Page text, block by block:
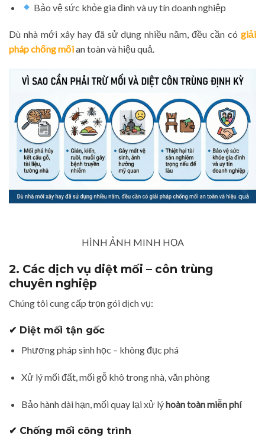
Bảo vệ sức khỏe gia đình và uy tín doanh nghiệp
Dù nhà mới xây hay đã sử dụng nhiều năm, đều cần có giải
pháp chống mốian toàn và hiệu quả.
HÌNH ẢNH MINH HỌA
2. Các dịch vụ diệt mối – côn trùng
chuyên nghiệp
Chúng tôi cung cấp trọn gói dịch vụ:
✔ Diệt mối tận gốc
Phương pháp sinh học – không đục phá
Xử lý mối đất, mối gỗ khô trong nhà, văn phòng
Bảo hành dài hạn, mối quay lại xử lýhoàn toàn miễn phí
✔ Chống mối công trình